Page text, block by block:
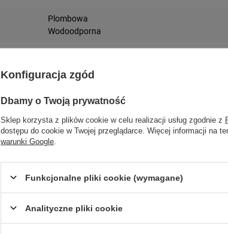
Plombowa
Wodoodporna
15 mm
VOID
Konfiguracja zgód
Dbamy o Twoją prywatność
Sklep korzysta z plików cookie w celu realizacji usług zgodnie z
dostępu do cookie w Twojej przeglądarce. Więcej informacji na
warunki Google
Funkcjonalne pliki cookie (wymagane)
Analityczne pliki cookie